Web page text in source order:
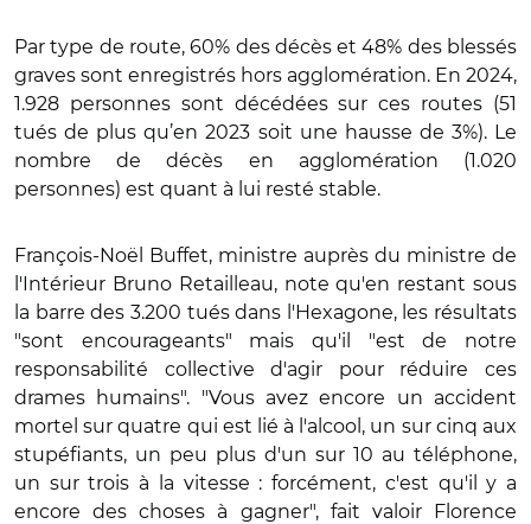
Par type de route, 60% des décès et 48% des blessés
graves sont enregistrés hors agglomération. En 2024,
1.928 personnes sont décédées sur ces routes (51
tués de plus qu’en 2023 soit une hausse de 3%). Le
nombre de décès en agglomération (1.020
personnes) est quant à lui resté stable.
François-Noël Buffet, ministre auprès du ministre de
l'Intérieur Bruno Retailleau, note qu'en restant sous
la barre des 3.200 tués dans l'Hexagone, les résultats
"sont encourageants" mais qu'il "est de notre
responsabilité collective d'agir pour réduire ces
drames humains". "Vous avez encore un accident
mortel sur quatre qui est lié à l'alcool, un sur cinq aux
stupéfiants, un peu plus d'un sur 10 au téléphone,
un sur trois à la vitesse : forcément, c'est qu'il y a
encore des choses à gagner", fait valoir Florence